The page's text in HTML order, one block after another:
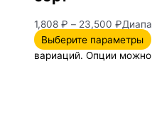
1,808 ₽ – 23,500 ₽
Выберите параметры
вариаций. Опции можно